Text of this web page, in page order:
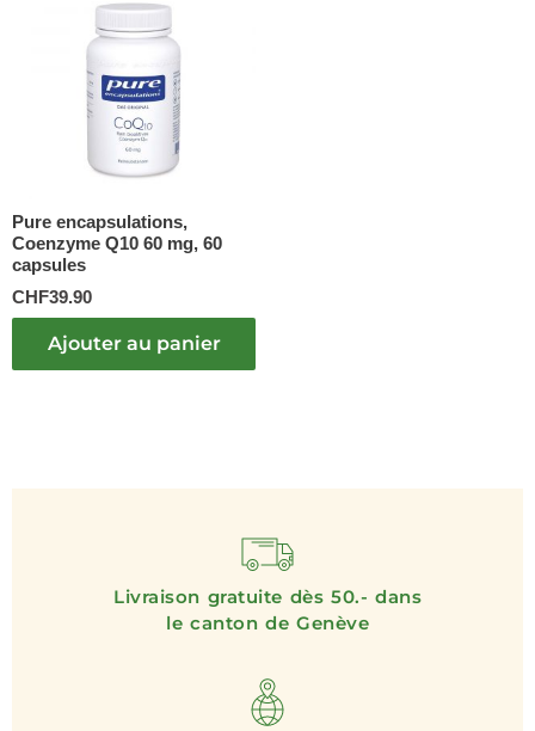
Pure encapsulations,
Coenzyme Q10 60 mg, 60
capsules
CHF39.90
Ajouter au panier
Livraison gratuite dès 50.- dans
le canton de Genève